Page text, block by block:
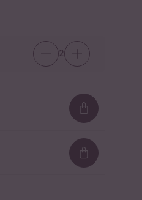
2
Loading...
Loading...